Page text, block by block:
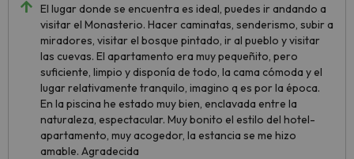
El lugar donde se encuentra es ideal, puedes ir andando a
visitar el Monasterio. Hacer caminatas, senderismo, subir a
miradores, visitar el bosque pintado, ir al pueblo y visitar
las cuevas. El apartamento era muy pequeñito, pero
suficiente, limpio y disponía de todo, la cama cómoda y el
lugar relativamente tranquilo, imagino q es por la época.
En la piscina he estado muy bien, enclavada entre la
naturaleza, espectacular. Muy bonito el estilo del hotel-
apartamento, muy acogedor, la estancia se me hizo
amable. Agradecida